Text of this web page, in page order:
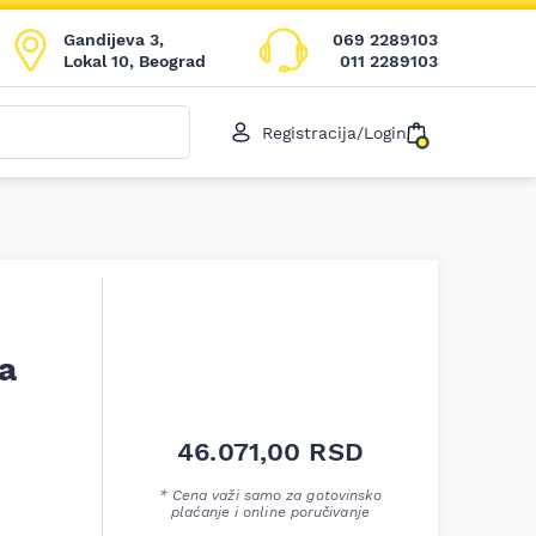
Gandijeva 3,
Lokal 10, Beograd
069 2289103
011 2289103
Registracija/Login
46.071,00 RSD
* Cena važi samo za gotovinsko
plaćanje i online poručivanje